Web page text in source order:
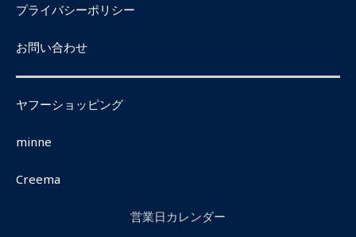
プライバシーポリシー
お問い合わせ
ヤフーショッピング
minne
Creema
営業日カレンダー